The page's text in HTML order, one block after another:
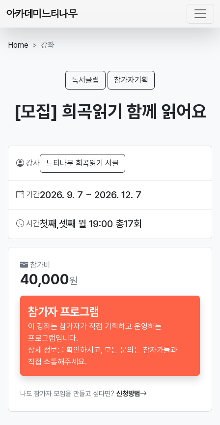
아카데미느티나무
Home 강좌
독서클럽 참가자기획
[모집] 희곡읽기 함께 읽어요
강사 느티나무 희곡읽기 서클
기간2026. 9. 7 ~ 2026. 12. 7
시간첫째,셋째 월 19:00 총17회
참가비
40,000원
참가자 프로그램
이 강좌는 참가자가 직접 기획하고 운영하는
프로그램입니다.
상세 정보를 확인하시고, 모든 문의는 참자가들과
직접 소통해주세요.
나도 참가자 모임을 만들고 싶다면? 신청방법